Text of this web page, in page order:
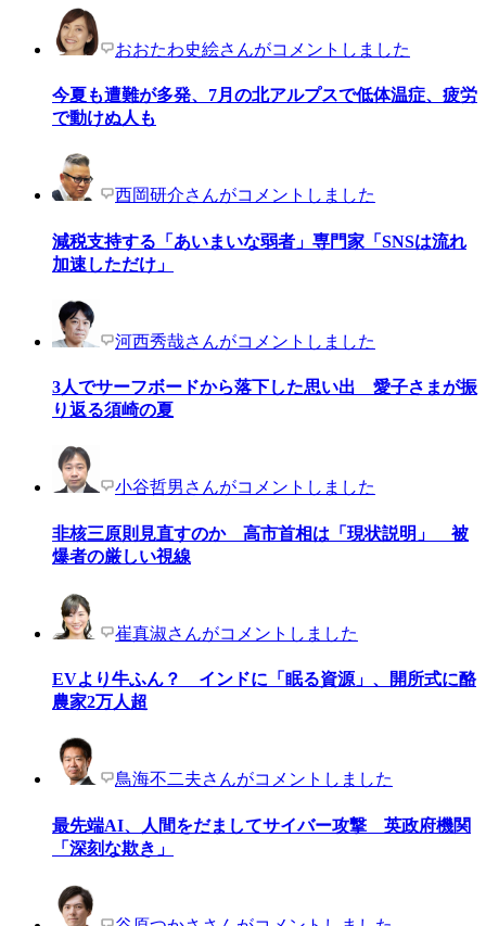
おおたわ史絵さんがコメントしました
今夏も遭難が多発、7月の北アルプスで低体温症、疲労
で動けぬ人も
西岡研介さんがコメントしました
減税支持する「あいまいな弱者」専門家「SNSは流れ
加速しただけ」
河西秀哉さんがコメントしました
3人でサーフボードから落下した思い出 愛子さまが振
り返る須崎の夏
小谷哲男さんがコメントしました
非核三原則見直すのか 高市首相は「現状説明」 被
爆者の厳しい視線
崔真淑さんがコメントしました
EVより牛ふん？ インドに「眠る資源」、開所式に酪
農家2万人超
鳥海不二夫さんがコメントしました
最先端AI、人間をだましてサイバー攻撃 英政府機関
「深刻な欺き」